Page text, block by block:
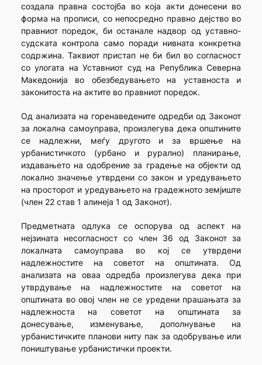
создала правна состојба во која акти донесени во
форма на прописи, со непосредно правно дејство во
правниот поредок, би останале надвор од уставно-
судската контрола само поради нивната конкретна
содржина. Таквиот пристап не би бил во согласност
со улогата на Уставниот суд на Република Северна
Македонија во обезбедувањето на уставноста и
законитоста на актите во правниот поредок.
Од анализата на горенаведените одредби од Законот
за локална самоуправа, произлегува дека општините
се надлежни, меѓу другото и за вршење на
урбанистичкото (урбано и рурално) планирање,
издавањето на одобрение за градење на објекти од
локално значење утврдени со закон и уредувањето
на просторот и уредувањето на градежното земјиште
(член 22 став 1 алинеја 1 од Законот).
Предметната одлука се оспорува од аспект на
нејзината несогласност со член 36 од Законот за
локалната самоуправа во кој се утврдени
надлежностите на советот на општината. Од
анализата на оваа одредба произлегува дека при
утврдување на надлежностите на советот на
општината во овој член не се уредени прашањата за
надлежноста на советот на општината за
донесување, изменување, дополнување на
урбанистичките планови ниту пак за одобрување или
поништување урбанистички проекти.